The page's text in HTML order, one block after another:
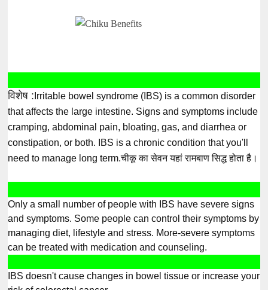
विशेष : Irritable bowel syndrome (IBS) is a common disorder
that affects the large intestine. Signs and symptoms include
cramping, abdominal pain, bloating, gas, and diarrhea or
constipation, or both. IBS is a chronic condition that you'll
need to manage long term.चीकू का सेवन यहां रामबाण सिद्ध होता है।
Only a small number of people with IBS have severe signs
and symptoms. Some people can control their symptoms by
managing diet, lifestyle and stress. More-severe symptoms
can be treated with medication and counseling.
IBS doesn't cause changes in bowel tissue or increase your